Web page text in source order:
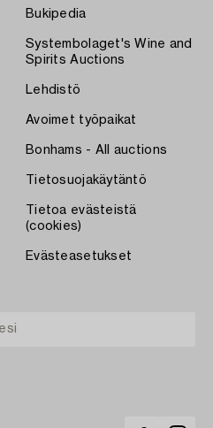
Bukipedia
Systembolaget's Wine and
Spirits Auctions
Lehdistö
Avoimet työpaikat
Bonhams - All auctions
Tietosuojakäytäntö
Tietoa evästeistä
(cookies)
Evästeasetukset